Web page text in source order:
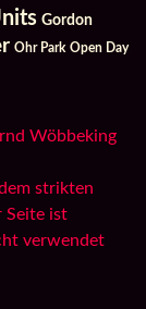
Gordon
Ohr Park Open Day
Wöbbeking
strikten
Seite ist
verwendet